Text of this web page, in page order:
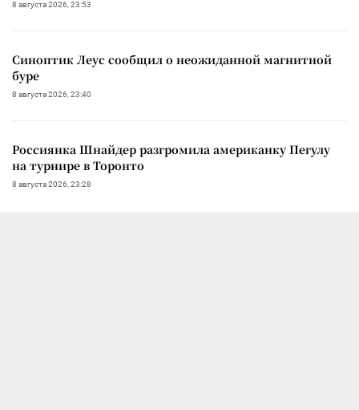
8 августа 2026, 23:53
Синоптик Леус сообщил о неожиданной магнитной
буре
8 августа 2026, 23:40
Россиянка Шнайдер разгромила американку Пегулу
на турнире в Торонто
8 августа 2026, 23:28